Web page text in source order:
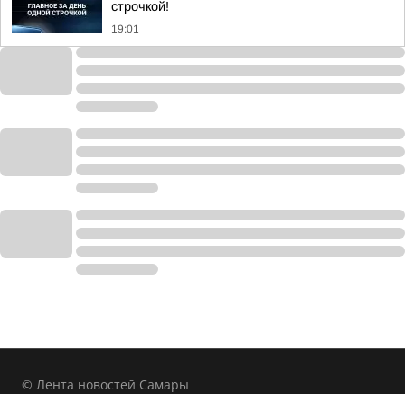
строчкой!
19:01
© Лента новостей Самары